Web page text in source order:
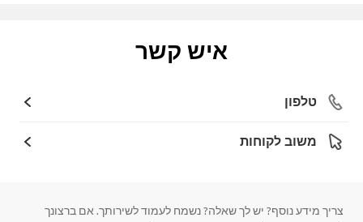
איש קשר
טלפון
משוב לקוחות
צריך מידע נוסף? יש לך שאלה? נשמח לעמוד לשירותך. אם ברצונך